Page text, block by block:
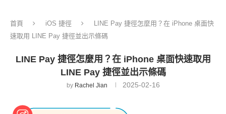
首頁 iOS 捷徑
LINE Pay 捷徑怎麼用？在 iPhone 桌面快
速取用 LINE Pay 捷徑並出示條碼
LINE Pay 捷徑怎麼用？在 iPhone 桌面快速取用
LINE Pay 捷徑並出示條碼
by Rachel Jian 2025-02-16